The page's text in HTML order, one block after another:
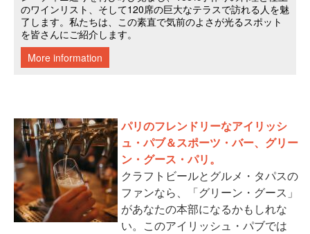
パリのフレンドリーなアイリッシ
ュ・パブ＆スポーツ・バー、グリー
ン・グース・パリ。
クラフトビールとグルメ・タパスの
ファンなら、「グリーン・グース」
があなたの本部になるかもしれな
い。このアイリッシュ・パブでは